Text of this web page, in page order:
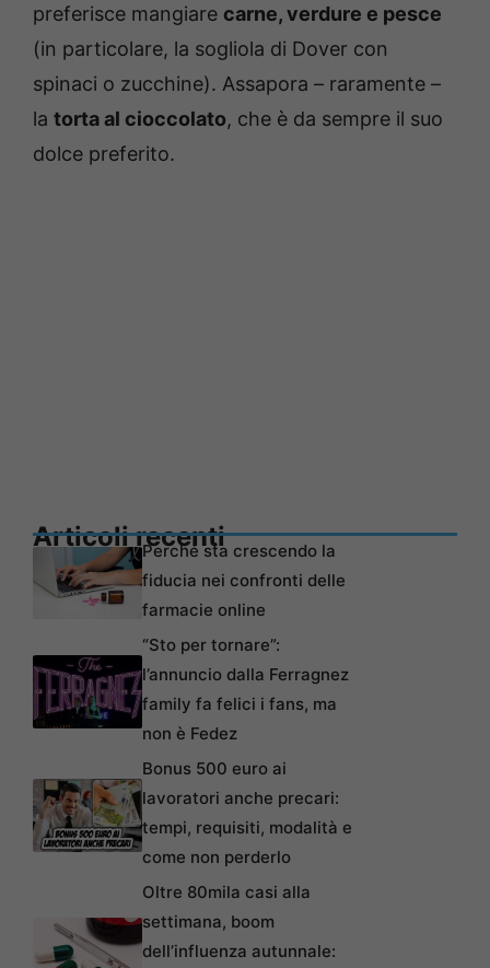
preferisce mangiare carne, verdure e pesce
(in particolare, la sogliola di Dover con
spinaci o zucchine). Assapora – raramente –
la torta al cioccolato, che è da sempre il suo
dolce preferito.
Articoli recentiPerché sta crescendo la
fiducia nei confronti delle
farmacie online
“Sto per tornare”:
l’annuncio dalla Ferragnez
family fa felici i fans, ma
non è Fedez
Bonus 500 euro ai
lavoratori anche precari:
tempi, requisiti, modalità e
come non perderlo
Oltre 80mila casi alla
settimana, boom
dell’influenza autunnale: